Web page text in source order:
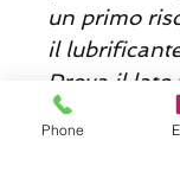
un primo
il
Prova il lato
attorno alla
o ruotalo
Phone